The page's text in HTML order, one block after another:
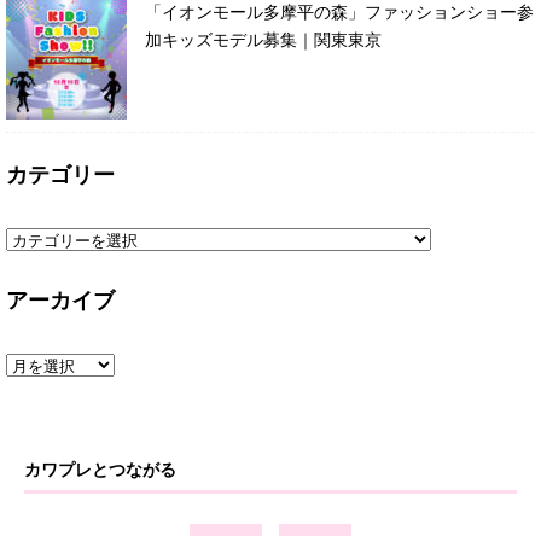
「イオンモール多摩平の森」ファッションショー参
加キッズモデル募集｜関東東京
カテゴリー
アーカイブ
カワプレとつながる